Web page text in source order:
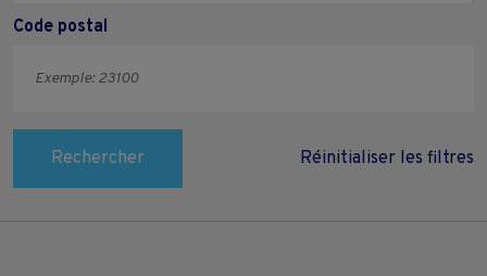
Code postal
Rechercher Réinitialiser les filtres